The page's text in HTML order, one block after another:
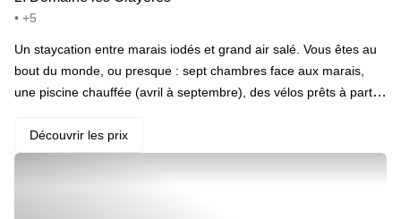
• +5
Un staycation entre marais iodés et grand air salé. Vous êtes au
bout du monde, ou presque : sept chambres face aux marais,
une piscine chauffée (avril à septembre), des vélos prêts à partir
vue sur les parcs ostréicoles, puis départ pour la Pointe du Payré
ou les halles de Talmont. Le soir, on peut ajouter un dîner
Découvrir les prix